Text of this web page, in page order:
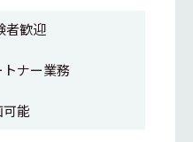
者歓迎
ナー業務
可能